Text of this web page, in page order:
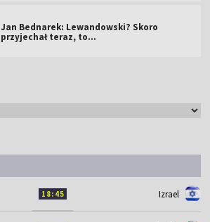
Jan Bednarek: Lewandowski? Skoro
przyjechał teraz, to…
18:45 Izrael